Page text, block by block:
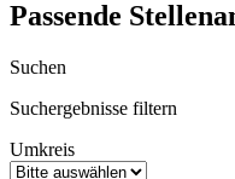
Passende
Suchen
Suchergebnisse filtern
Umkreis